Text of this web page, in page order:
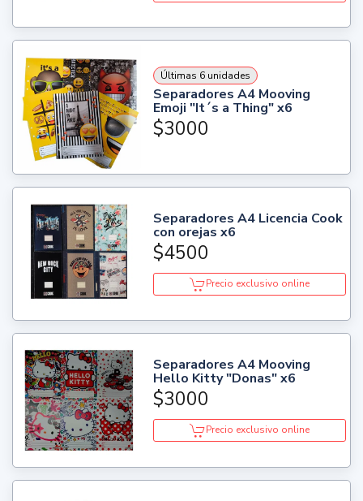
Últimas 6 unidades
Separadores A4 Mooving
Emoji "It´s a Thing" x6
$3000
Separadores A4 Licencia Cook
con orejas x6
$4500
Precio exclusivo online
Separadores A4 Mooving
Hello Kitty "Donas" x6
$3000
Precio exclusivo online